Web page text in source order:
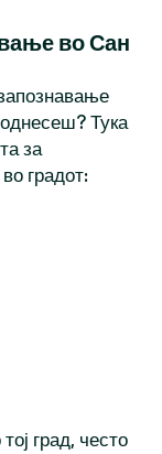
во Сан
однесеш? Тука
за
градот:
град, често